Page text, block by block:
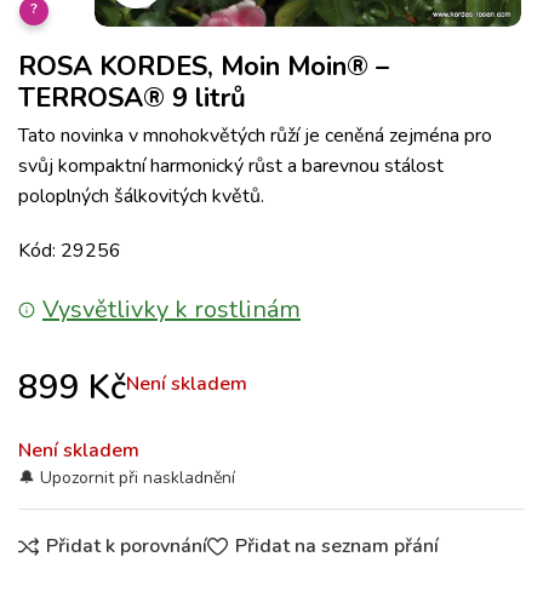
?
ROSA KORDES, Moin Moin® –
TERROSA® 9 litrů
Tato novinka v mnohokvětých růží je ceněná zejména pro
svůj kompaktní harmonický růst a barevnou stálost
poloplných šálkovitých květů.
Kód: 29256
Vysvětlivky k rostlinám
899 KčNení skladem
Není skladem
Přidat k porovnání Přidat na seznam přání